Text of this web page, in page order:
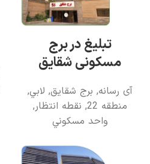
تبلیغ در برج
مسکونی شقایق
آی رسانه, برج شقایق, لابي,
منطقه 22
, نقطه انتظار,
واحد مسکوني